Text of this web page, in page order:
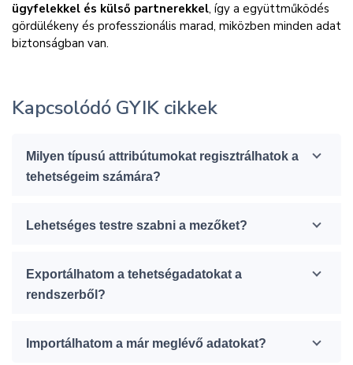
ügyfelekkel és külső partnerekkel, így a együttműködés
gördülékeny és professzionális marad, miközben minden adat
biztonságban van.
Kapcsolódó GYIK cikkek
Milyen típusú attribútumokat regisztrálhatok a
tehetségeim számára?
Lehetséges testre szabni a mezőket?
Exportálhatom a tehetségadatokat a
rendszerből?
Importálhatom a már meglévő adatokat?